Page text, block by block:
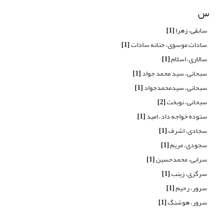
س
سابقی، زهرا[1]
سادات موسوی، حنانه سادات[1]
سالاری، اسلام[1]
سبحانی، سید محمد جواد[1]
سبحانی، سیدمحمدجواد[1]
سبحانی، نوبخت[2]
ستوده خواجه داد، امید[1]
سجادی، اشرف[1]
سجودی، مریم[1]
سرایی، محمدحسین[1]
سرگزی، زینب[1]
سرور، رحیم[1]
سرور، هوشنگ[1]